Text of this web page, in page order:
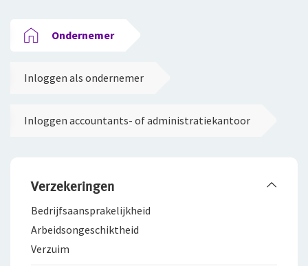
Ondernemer
Inloggen als ondernemer
Inloggen accountants- of administratiekantoor
Verzekeringen
Bedrijfsaanspra­kelijkheid
Arbeidsongeschiktheid
Verzuim